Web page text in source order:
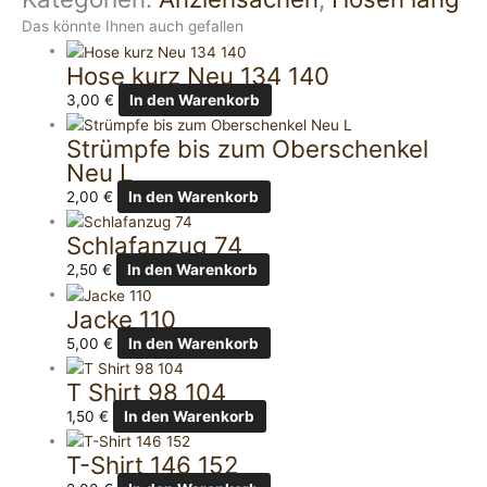
Das könnte Ihnen auch gefallen
Hose kurz Neu 134 140
3,00€ In den Warenkorb
Strümpfe bis zum Oberschenkel
Neu L
2,00€ In den Warenkorb
Schlafanzug 74
2,50€ In den Warenkorb
Jacke 110
5,00€ In den Warenkorb
T Shirt 98 104
1,50€ In den Warenkorb
T-Shirt 146 152